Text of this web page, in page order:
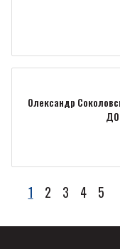
Олександр
1 2 3 4 5